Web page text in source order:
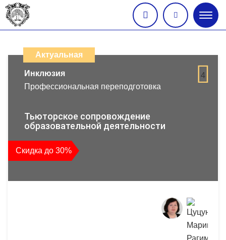
меню
дистанционных
образовательных
повышения
квалификации
и
профессиональной
Актуальная
4
Инклюзия
Профессиональная переподготовка
Тьюторское сопровождение
образовательной деятельности
Скидка до 30%